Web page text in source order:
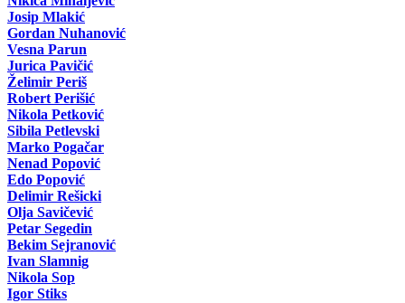
Josip Mlakić
Gordan Nuhanović
Vesna Parun
Jurica Pavičić
Želimir Periš
Robert Perišić
Nikola Petković
Sibila Petlevski
Marko Pogačar
Nenad Popović
Edo Popović
Delimir Rešicki
Olja Savičević
Petar Segedin
Bekim Sejranović
Ivan Slamnig
Nikola Sop
Igor Stiks